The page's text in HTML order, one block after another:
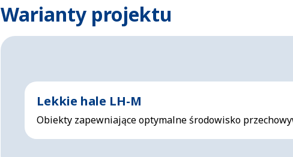
Warianty projektu
Lekkie hale LH-M
Obiekty zapewniające optymalne środowisko